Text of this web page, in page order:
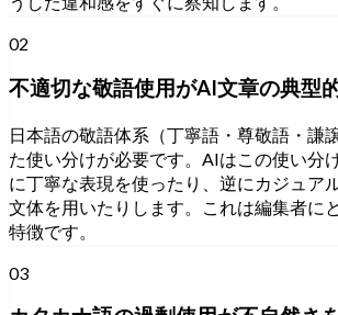
02
不適切な敬語使用がAI文章の典型
日本語の敬語体系（丁寧語・尊敬語・謙
た使い分けが必要です。AIはこの使い分
に丁寧な表現を使ったり、逆にカジュア
文体を用いたりします。これは編集者に
特徴です。
03